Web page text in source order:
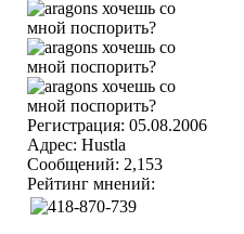
Регистрация: 05.08.2006
Адрес: Hustla
Сообщений: 2,153
Рейтинг мнений: